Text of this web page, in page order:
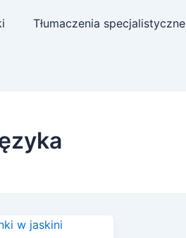
Tłumaczenia specjalistyczne